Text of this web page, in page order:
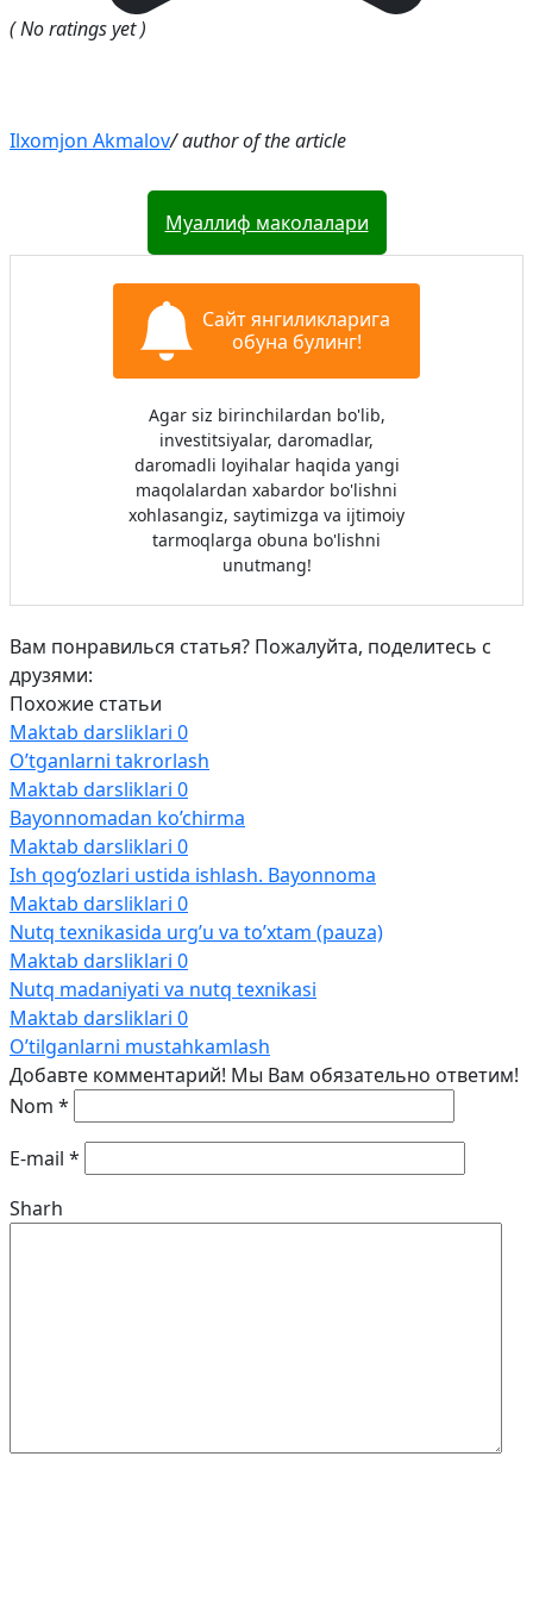
( No ratings yet )
Ilxomjon Akmalov/ author of the article
Муаллиф маколалари
Сайт янгиликларига
обуна булинг!
Agar siz birinchilardan bo'lib,
investitsiyalar, daromadlar,
daromadli loyihalar haqida yangi
maqolalardan xabardor bo'lishni
xohlasangiz, saytimizga va ijtimoiy
tarmoqlarga obuna bo'lishni
unutmang!
Вам понравилься статья? Пожалуйта, поделитесь с
друзями:
Похожие статьи
Maktab darsliklari 0
O’tganlarni takrorlash
Maktab darsliklari 0
Bayonnomadan ko’chirma
Maktab darsliklari 0
Ish qog‘ozlari ustida ishlash. Bayonnoma
Maktab darsliklari 0
Nutq texnikasida urg’u va to’xtam (pauza)
Maktab darsliklari 0
Nutq madaniyati va nutq texnikasi
Maktab darsliklari 0
O’tilganlarni mustahkamlash
Добавте комментарий! Мы Вам обязательно ответим!
Nom *
E-mail *
Sharh